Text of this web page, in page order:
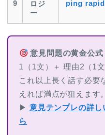
9
ロジ
ー
ping
意見問題の黄金公式
1（1文）＋ 理由2（1
これ以上長く話す必要
えれば満点が狙えます。
▶ 意見テンプレの詳
ら